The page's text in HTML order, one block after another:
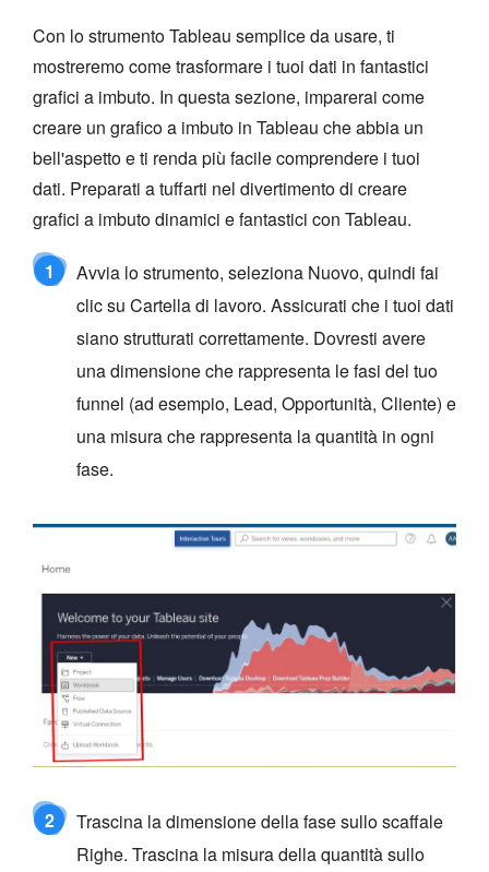
Con lo strumento Tableau semplice da usare, ti
mostreremo come trasformare i tuoi dati in fantastici
grafici a imbuto. In questa sezione, imparerai come
creare un grafico a imbuto in Tableau che abbia un
bell'aspetto e ti renda più facile comprendere i tuoi
dati. Preparati a tuffarti nel divertimento di creare
grafici a imbuto dinamici e fantastici con Tableau.
1
Avvia lo strumento, seleziona Nuovo, quindi fai
clic su Cartella di lavoro. Assicurati che i tuoi dati
siano strutturati correttamente. Dovresti avere
una dimensione che rappresenta le fasi del tuo
funnel (ad esempio, Lead, Opportunità, Cliente) e
una misura che rappresenta la quantità in ogni
fase.
2
Trascina la dimensione della fase sullo scaffale
Righe. Trascina la misura della quantità sullo